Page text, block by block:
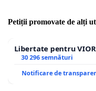
Petiții promovate de alți
Libertate pentru
30 296 semnături
Notificare de